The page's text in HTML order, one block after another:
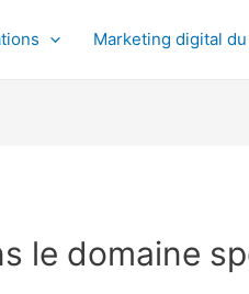
Marketing digital
le domaine